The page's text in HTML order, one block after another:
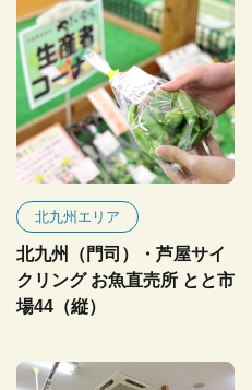
北九州エリア
北九州（門司）・芦屋サイ
クリング お魚直売所 とと市
場44（縦）